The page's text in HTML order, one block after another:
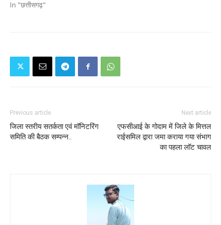
In "छत्तीसगढ़"
Previous article
जिला स्तरीय सतर्कता एवं मॉनिटरिंग
समिति की बैठक सम्पन्न..
Next article
एफसीआई के गोदाम में जिले के मित्तल
राईसमिल द्वारा जमा कराया गया संभाग
का पहला लॉट चावल